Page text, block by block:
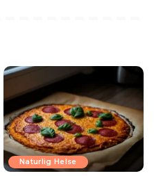
Naturlig Helse